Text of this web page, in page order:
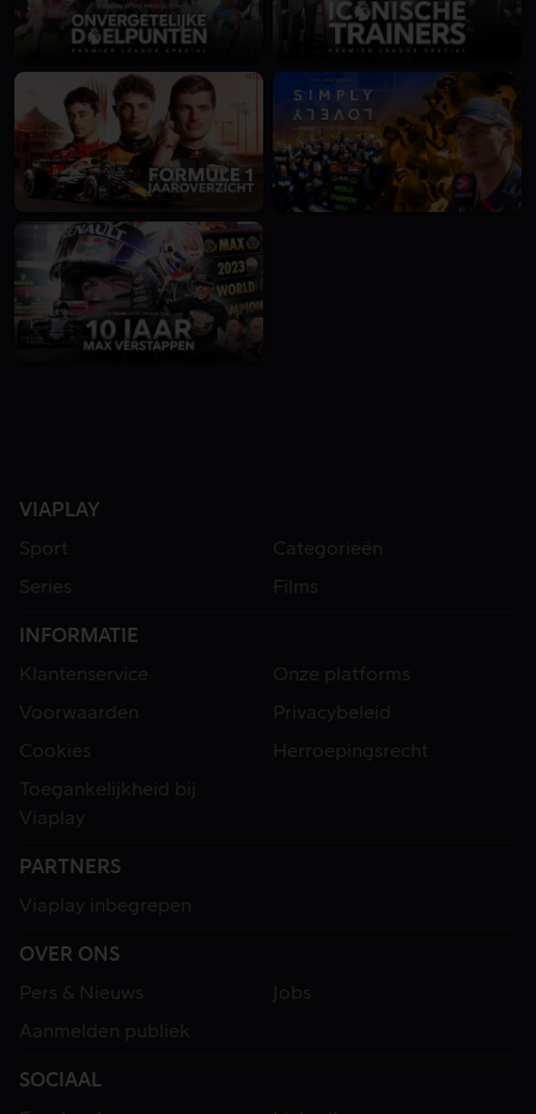
VIAPLAY
Sport
Categorieën
Series
Films
INFORMATIE
Klantenservice
Onze platforms
Voorwaarden
Privacybeleid
Cookies
Herroepingsrecht
Toegankelijkheid bij
Viaplay
PARTNERS
Viaplay inbegrepen
OVER ONS
Pers & Nieuws
Jobs
Aanmelden publiek
SOCIAAL